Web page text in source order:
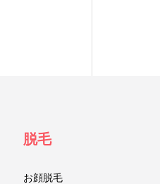
脱毛
お顔脱毛